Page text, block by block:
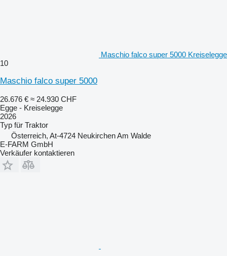
Maschio falco super 5000 Kreiselegge
10
Maschio falco super 5000
26.676 € ≈ 24.930 CHF
Egge - Kreiselegge
2026
Typ für Traktor
Österreich, At-4724 Neukirchen Am Walde
E-FARM GmbH
Verkäufer kontaktieren